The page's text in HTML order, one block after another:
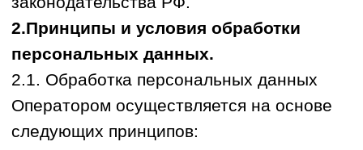
обработка персональных данных
осуществляется с согласия субъекта
персональных данных на обработку
его персональных данных;
обработка персональных данных
необходима для достижения целей,
договором Российской Федерации или